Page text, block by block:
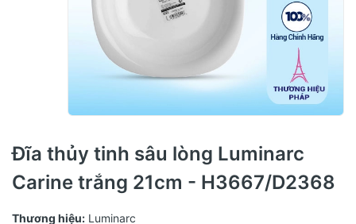
Đĩa thủy tinh sâu lòng Luminarc
Carine trắng 21cm - H3667/D2368
Thương hiệu: Luminarc